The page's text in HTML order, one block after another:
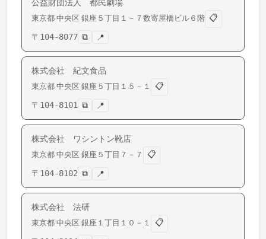
公益財団法人 都民劇場
東京都 中央区 銀座 ５丁目１－７数寄屋橋ビル６階 📋
〒 104-8077 ⧉ 📍
株式会社 紀文食品
東京都 中央区 銀座 ５丁目１５－１
📋
〒 104-8101 ⧉ 📍
株式会社 ワシントン靴店
東京都 中央区 銀座 ５丁目７－７
📋
〒 104-8102 ⧉ 📍
株式会社 法研
東京都 中央区 銀座 １丁目１０－１
📋